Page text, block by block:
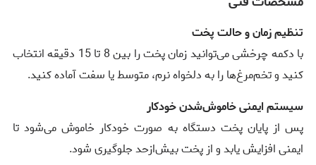
تنظیم زمان و حالت پخت
با دکمه چرخشی می‌توانید زمان پخت را بین 8 تا 15 دقیقه انتخاب
کنید و تخم‌مرغ‌ها را به دلخواه نرم، متوسط یا سفت آماده کنید.
سیستم ایمنی خاموش‌شدن خودکار
پس از پایان پخت دستگاه به صورت خودکار خاموش می‌شود تا
ایمنی افزایش یابد و از پخت بیش‌ازحد جلوگیری شود.